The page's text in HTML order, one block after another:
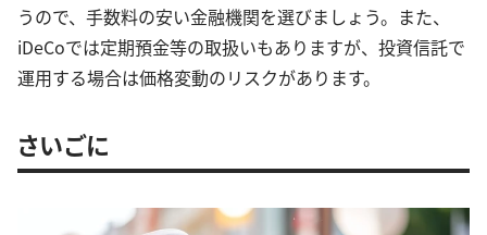
うので、手数料の安い金融機関を選びましょう。また、
iDeCoでは定期預金等の取扱いもありますが、投資信託で
運用する場合は価格変動のリスクがあります。
さいごに